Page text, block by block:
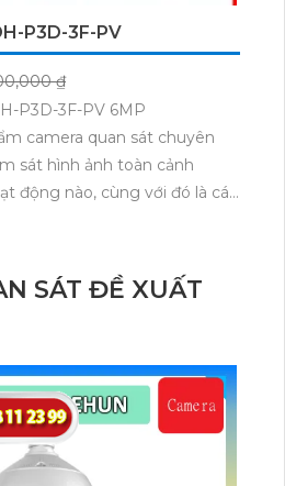
P3D-3F-PV
₫
P3D-3F-PV 6MP
camera quan sát chuyên
sát hình ảnh toàn cảnh
động nào, cùng với đó là các
chuyên dụng DH-P3D-3F-
loa & mic tích hợp. Auto
đêm, có khe thẻ nhớ, IP
DWDR, mỹ thuật 2 mắt, thu
SÁT ĐỀ XUẤT